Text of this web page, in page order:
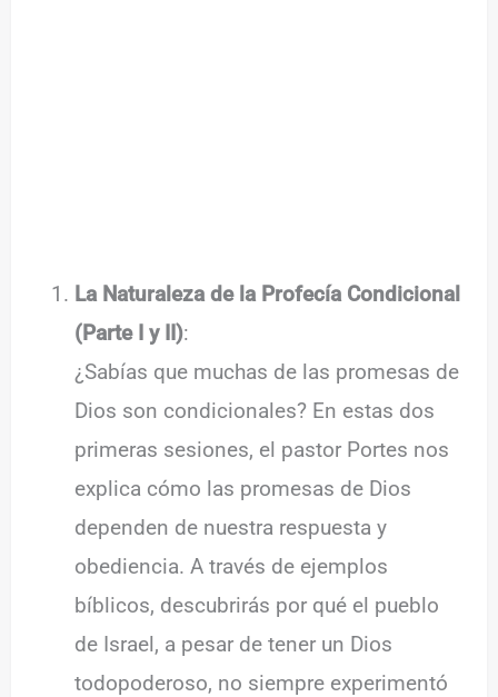
La Naturaleza de la Profecía Condicional
(Parte I y II):
¿Sabías que muchas de las promesas de
Dios son condicionales? En estas dos
primeras sesiones, el pastor Portes nos
explica cómo las promesas de Dios
dependen de nuestra respuesta y
obediencia. A través de ejemplos
bíblicos, descubrirás por qué el pueblo
de Israel, a pesar de tener un Dios
todopoderoso, no siempre experimentó